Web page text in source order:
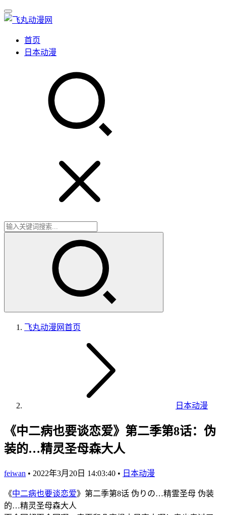
首页
日本动漫
飞丸动漫网首页
日本动漫
《中二病也要谈恋爱》第二季第8话：伪
装的…精灵圣母森大人
feiwan • 2022年3月20日 14:03:40 • 日本动漫
《中二病也要谈恋爱》第二季第8话 伪りの…精霊圣母 伪装
的…精灵圣母森大人